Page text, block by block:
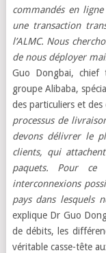
commandés en
une transaction
l’ALMC. Nous
de nous déployer
Guo Dongbai, chief
groupe Alibaba,
des particuliers et
processus de
devons délivrer le
clients, qui
paquets. Pour
interconnexions
pays dans lesquels
explique Dr Guo
de débits, les
véritable casse-tête